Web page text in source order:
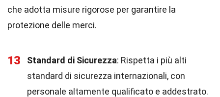
che adotta misure rigorose per garantire la
protezione delle merci.
13 Standard di Sicurezza: Rispetta i più alti
standard di sicurezza internazionali, con
personale altamente qualificato e addestrato.